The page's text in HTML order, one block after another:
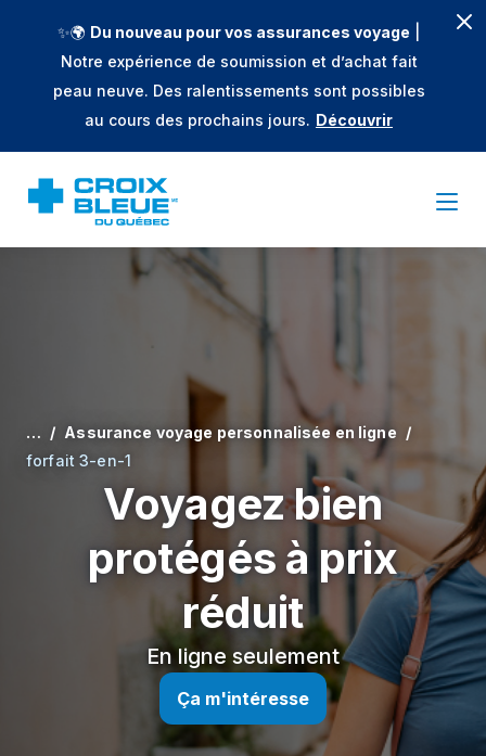
✨🌍 Du nouveau pour vos assurances voyage
Notre expérience de soumission et d’achat fait
peau neuve. Des ralentissements sont possibles
au cours des prochains jours. Découvrir
…
Assurance voyage personnalisée en ligne
forfait 3-en-1
Voyagez bien
protégés à prix
réduit
En ligne seulement
Ça m'intéresse